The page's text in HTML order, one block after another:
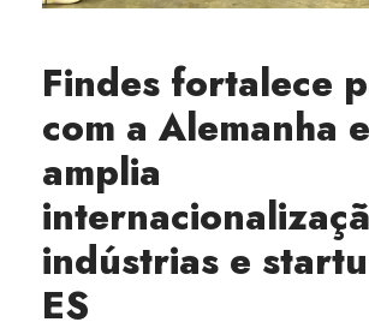
Findes fortalece
com a Alemanha e
amplia
indústrias e
ES